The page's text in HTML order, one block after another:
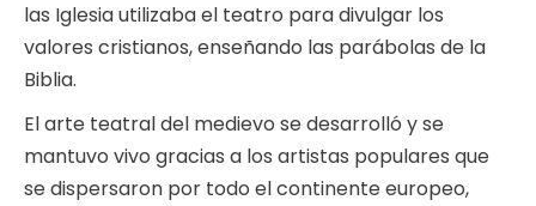
las Iglesia utilizaba el teatro para divulgar los
valores cristianos, enseñando las parábolas de la
Biblia.
El arte teatral del medievo se desarrolló y se
mantuvo vivo gracias a los artistas populares que
se dispersaron por todo el continente europeo,